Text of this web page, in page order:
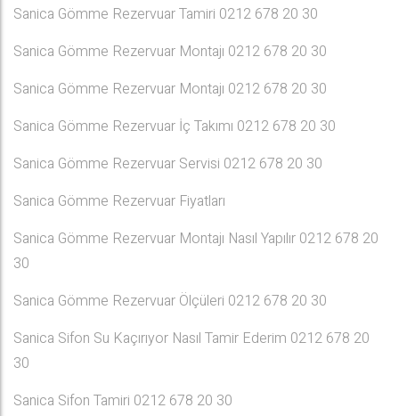
Sanica Gömme Rezervuar Tamiri 0212 678 20 30
Sanica Gömme Rezervuar Montajı 0212 678 20 30
Sanica Gömme Rezervuar Montajı 0212 678 20 30
Sanica Gömme Rezervuar İç Takımı 0212 678 20 30
Sanica Gömme Rezervuar Servisi 0212 678 20 30
Sanica Gömme Rezervuar Fiyatları
Sanica Gömme Rezervuar Montajı Nasıl Yapılır 0212 678 20
30
Sanica Gömme Rezervuar Ölçüleri 0212 678 20 30
Sanica Sifon Su Kaçırıyor Nasıl Tamir Ederim 0212 678 20
30
Sanica Sifon Tamiri 0212 678 20 30